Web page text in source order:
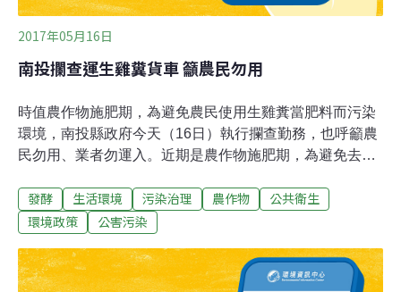
2017年05月16日
南投攔查運生雞糞貨車 籲農民勿用
時值農作物施肥期，為避免農民使用生雞糞當肥料而污染
環境，南投縣政府今天（16日）執行攔查勤務，也呼籲農
民勿用、業者勿運入。近期是農作物施肥期，為避免去年
保護局、農業處、警察局組成聯合稽查小組，前往縣市交
界處攔查可能載運生雞糞的貨車，另一方面輔導農民勿用
展現執行決心，南投縣副縣長陳正昇今天率聯合稽查小
組，前往南投縣與彰化縣交界的名間鄉員集路，攔檢可能
發酵 生活環境 污染治理 農作物
公共衛生
環境政策
公害污染